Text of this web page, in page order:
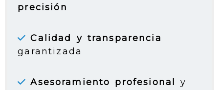
precisión
Calidad y transparencia
garantizada
Asesoramiento profesional
y